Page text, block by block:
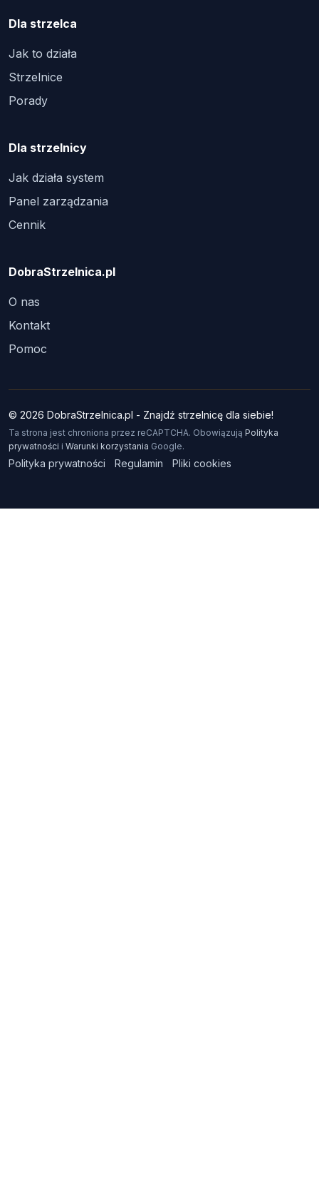
Dla strzelca
Jak to działa
Strzelnice
Porady
Dla strzelnicy
Jak działa system
Panel zarządzania
Cennik
DobraStrzelnica.pl
O nas
Kontakt
Pomoc
© 2026 DobraStrzelnica.pl - Znajdź strzelnicę dla siebie!
Ta strona jest chroniona przez reCAPTCHA. Obowiązują Polityka
prywatności i Warunki korzystania Google.
Polityka prywatności Regulamin Pliki cookies